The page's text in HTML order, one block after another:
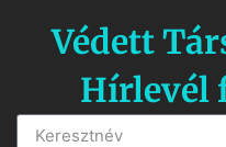
Védett
Hírlevél